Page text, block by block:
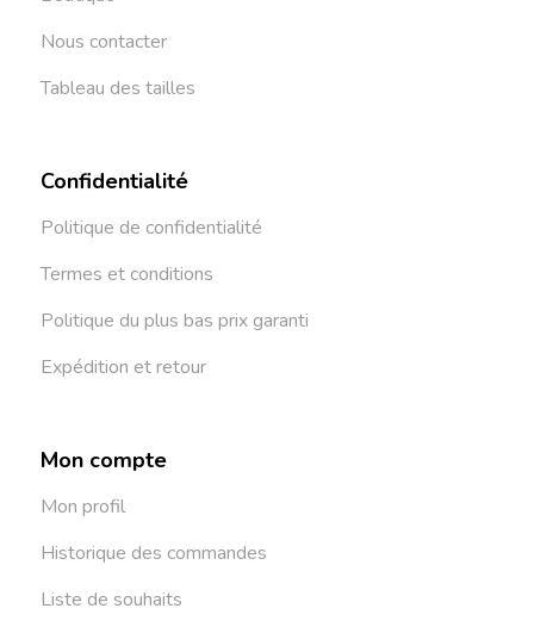
Nous contacter
Tableau des tailles
Confidentialité
Politique de confidentialité
Termes et conditions
Politique du plus bas prix garanti
Expédition et retour
Mon compte
Mon profil
Historique des commandes
Liste de souhaits